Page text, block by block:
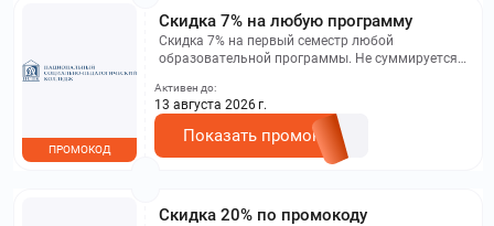
Скидка 7% на любую программу
Скидка 7% на первый семестр любой
образовательной программы. Не суммируется с
на сайте.
ПРОМОКОД
Активен до:
13 августа 2026 г.
Показать промокод
Скидка 20% по промокоду